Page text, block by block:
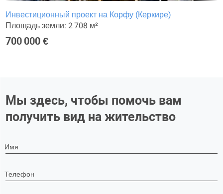
Инвестиционный проект на Корфу (Керкире)
Площадь земли: 2 708 м²
700 000 €
Мы здесь, чтобы помочь вам
получить вид на жительство
Имя
Телефон